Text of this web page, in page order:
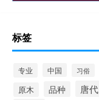
标签
专业 中国 习俗
原木 品种 唐代